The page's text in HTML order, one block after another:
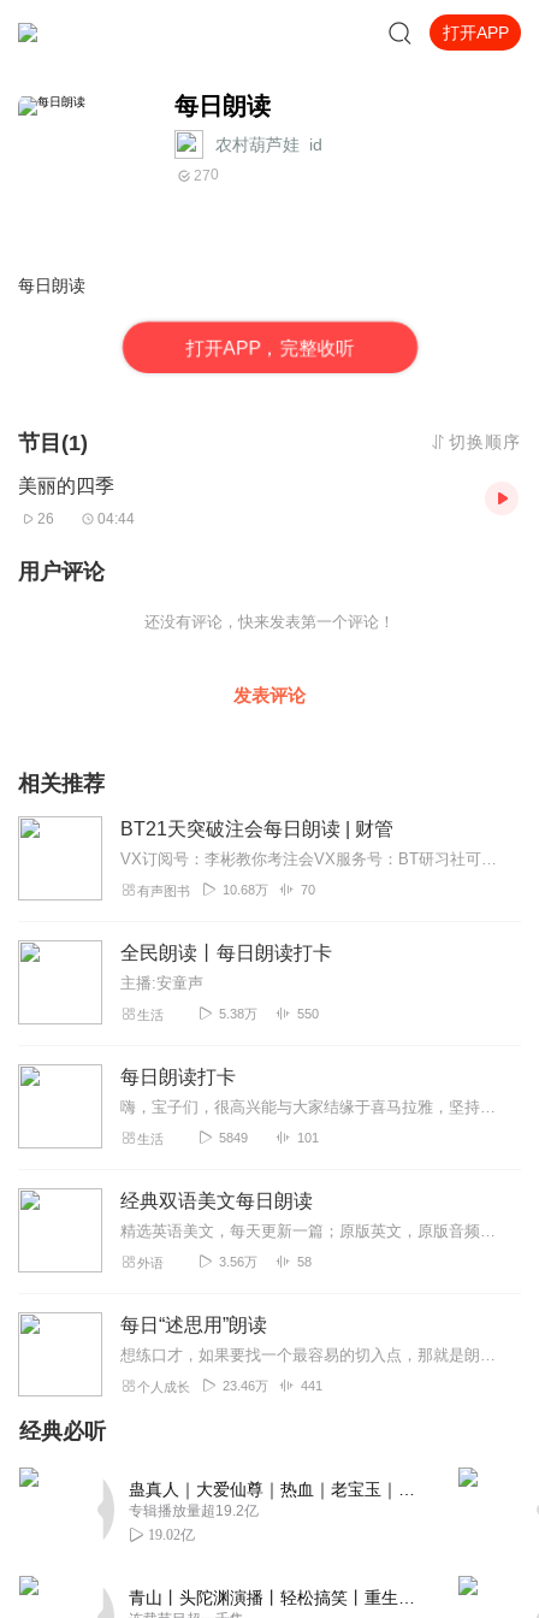
打开APP
每日朗读
农村葫芦娃_id
270
每日朗读
打开APP，完整收听
节目(1) 切换顺序
美丽的四季
26 04:44
用户评论
还没有评论，快来发表第一个评论！
发表评论
相关推荐
BT21天突破注会每日朗读 | 财管
VX订阅号：李彬教你考注会VX服务号：BT研习社可以收看注会每日干货知识推送及咨询相关问题本栏目朗读教材为2018年《21天突破注会》财务成本管理（“李彬教你考...
有声图书 10.68万 70
全民朗读丨每日朗读打卡
主播:安童声
生活 5.38万 550
每日朗读打卡
嗨，宝子们，很高兴能与大家结缘于喜马拉雅，坚持读文，是一件有趣并且锻炼心性的一件事，读文时还可以唤醒你沉睡的面部肌肉，让面部自带微笑。在这里也许也会有你喜欢的，...
生活 5849 101
经典双语美文每日朗读
精选英语美文，每天更新一篇；原版英文，原版音频；每天一篇经典双语美文，与你共同成长；成就更好的自己！Themostdistantwayinthewo...
外语 3.56万 58
每日“述思用”朗读
想练口才，如果要找一个最容易的切入点，那就是朗读，因为它至少有三个好处:1.让自己先张开口，开始去表达，培养说话的感觉；2.每天输入新思想，让自己变得爱学习、...
个人成长 23.46万 441
经典必听
专辑播放量超19.2亿
19.02亿